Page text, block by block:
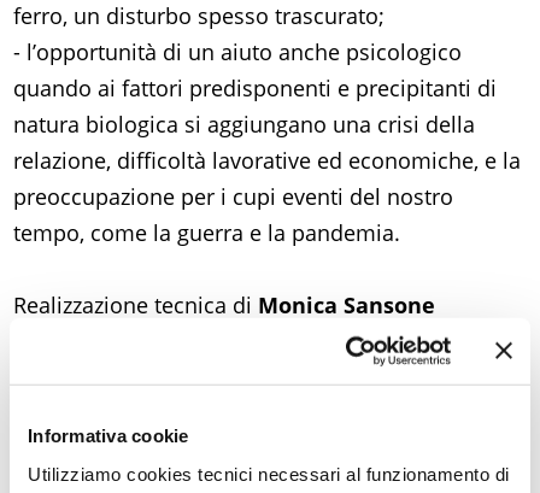
Informativa cookie
Utilizziamo cookies tecnici necessari al funzionamento di
ferro, un disturbo spesso trascurato;
- l’opportunità di un aiuto anche psicologico
quando ai fattori predisponenti e precipitanti di
natura biologica si aggiungano una crisi della
relazione, difficoltà lavorative ed economiche, e la
preoccupazione per i cupi eventi del nostro
tempo, come la guerra e la pandemia.
Realizzazione tecnica di Monica Sansone
La serie completa